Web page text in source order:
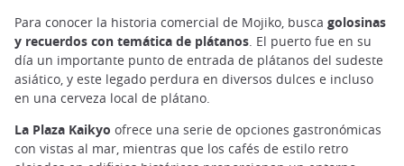
Para conocer la historia comercial de Mojiko, busca golosinas
y recuerdos con temática de plátanos . El puerto fue en su
día un importante punto de entrada de plátanos del sudeste
asiático, y este legado perdura en diversos dulces e incluso
en una cerveza local de plátano.
La Plaza Kaikyo ofrece una serie de opciones gastronómicas
con vistas al mar, mientras que los cafés de estilo retro